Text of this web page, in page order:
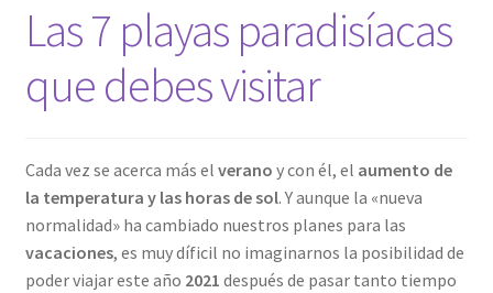
Las 7 playas paradisíacas
que debes visitar
Cada vez se acerca más el verano y con él, el aumento de
la temperatura y las horas de sol. Y aunque la «nueva
normalidad» ha cambiado nuestros planes para las
vacaciones, es muy díficil no imaginarnos la posibilidad de
poder viajar este año 2021 después de pasar tanto tiempo